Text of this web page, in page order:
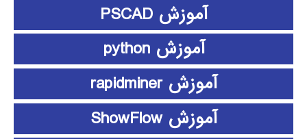
آموزش PSCAD
آموزش python
آموزش rapidminer
آموزش ShowFlow